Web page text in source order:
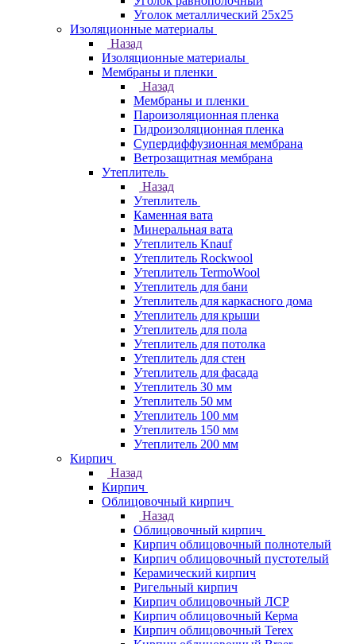
Уголок металлический 25х25
Изоляционные материалы
Назад
Изоляционные материалы
Мембраны и пленки
Назад
Мембраны и пленки
Пароизоляционная пленка
Гидроизоляционная пленка
Супердиффузионная мембрана
Ветрозащитная мембрана
Утеплитель
Назад
Утеплитель
Каменная вата
Минеральная вата
Утеплитель Knauf
Утеплитель Rockwool
Утеплитель TermoWool
Утеплитель для бани
Утеплитель для каркасного дома
Утеплитель для крыши
Утеплитель для пола
Утеплитель для потолка
Утеплитель для стен
Утеплитель для фасада
Утеплитель 30 мм
Утеплитель 50 мм
Утеплитель 100 мм
Утеплитель 150 мм
Утеплитель 200 мм
Кирпич
Назад
Кирпич
Облицовочный кирпич
Назад
Облицовочный кирпич
Кирпич облицовочный полнотелый
Кирпич облицовочный пустотелый
Керамический кирпич
Ригельный кирпич
Кирпич облицовочный ЛСР
Кирпич облицовочный Керма
Кирпич облицовочный Terex